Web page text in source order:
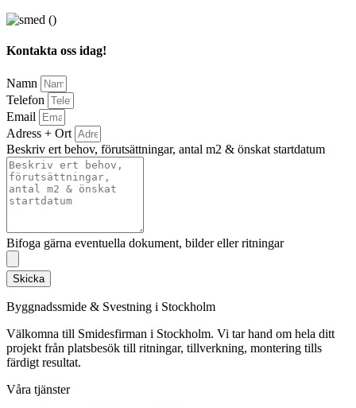
Kontakta oss idag!
Namn
Telefon
Email
Adress + Ort
Beskriv ert behov, förutsättningar, antal m2 & önskat startdatum
Bifoga gärna eventuella dokument, bilder eller ritningar
Skicka
Byggnadssmide & Svestning i Stockholm
Välkomna till Smidesfirman i Stockholm. Vi tar hand om hela ditt
projekt från platsbesök till ritningar, tillverkning, montering tills
färdigt resultat.
Våra tjänster